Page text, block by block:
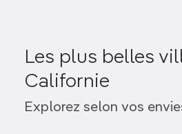
Les plus belles
Californie
Explorez selon vos
Los Angeles